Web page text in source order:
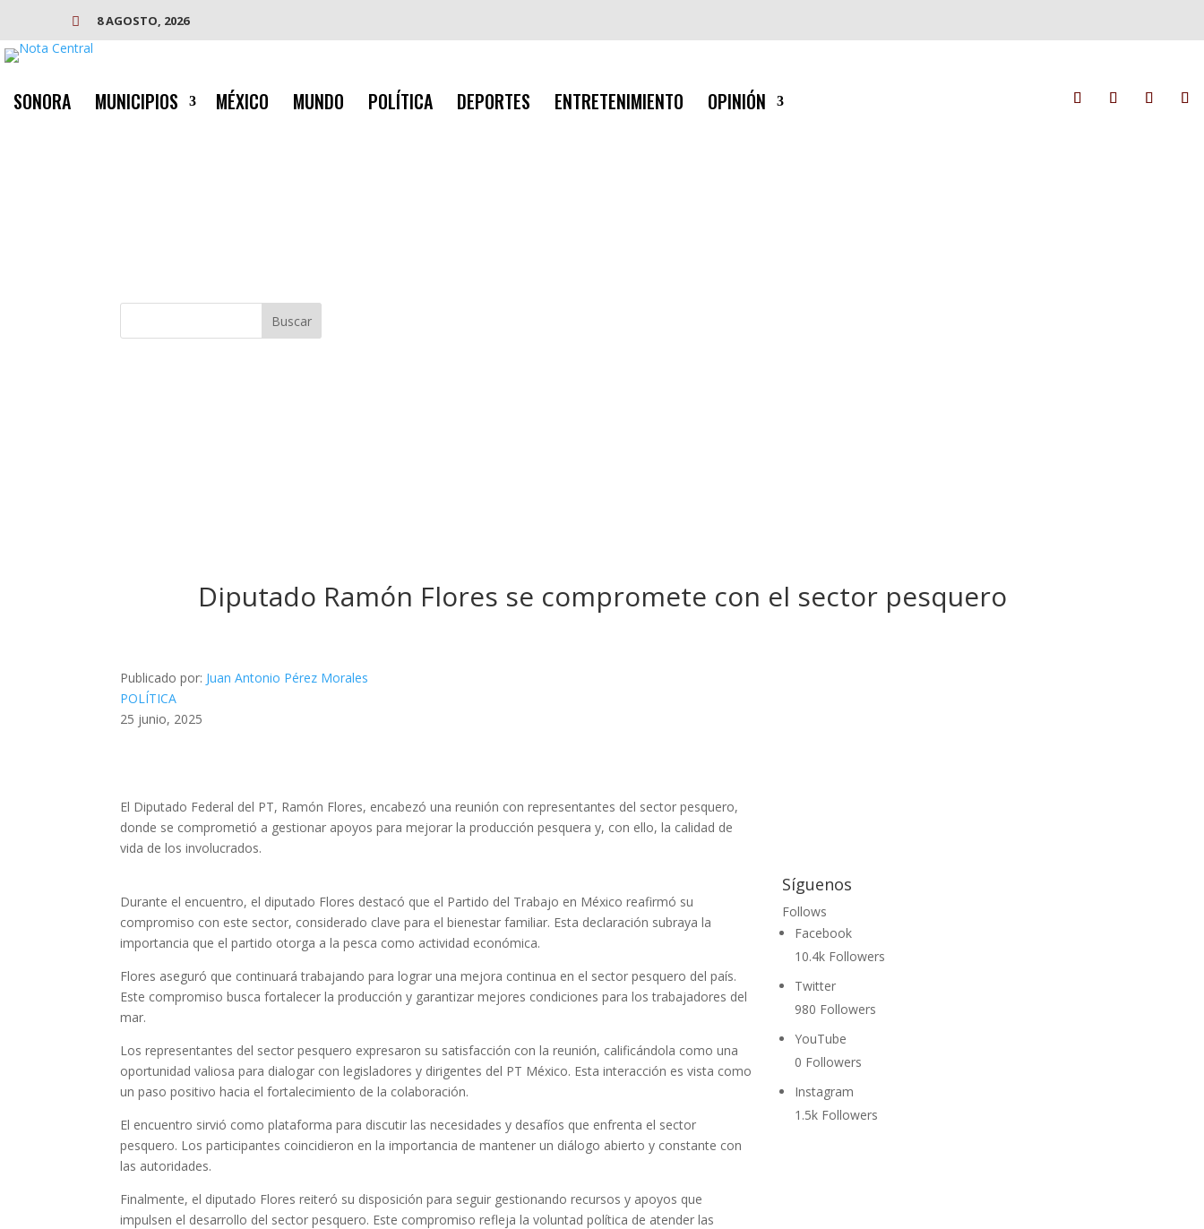
 8 AGOSTO, 2026
SONORA MUNICIPIOS MÉXICO MUNDO POLÍTICA DEPORTES ENTRETENIMIENTO OPINIÓN
Buscar
Diputado Ramón Flores se compromete con el sector pesquero
Publicado por: Juan Antonio Pérez Morales
POLÍTICA
25 junio, 2025
El Diputado Federal del PT, Ramón Flores, encabezó una reunión con representantes del sector pesquero,
donde se comprometió a gestionar apoyos para mejorar la producción pesquera y, con ello, la calidad de
vida de los involucrados.
Durante el encuentro, el diputado Flores destacó que el Partido del Trabajo en México reafirmó su
compromiso con este sector, considerado clave para el bienestar familiar. Esta declaración subraya la
importancia que el partido otorga a la pesca como actividad económica.
Flores aseguró que continuará trabajando para lograr una mejora continua en el sector pesquero del país.
Este compromiso busca fortalecer la producción y garantizar mejores condiciones para los trabajadores del
mar.
Los representantes del sector pesquero expresaron su satisfacción con la reunión, calificándola como una
oportunidad valiosa para dialogar con legisladores y dirigentes del PT México. Esta interacción es vista como
un paso positivo hacia el fortalecimiento de la colaboración.
El encuentro sirvió como plataforma para discutir las necesidades y desafíos que enfrenta el sector
pesquero. Los participantes coincidieron en la importancia de mantener un diálogo abierto y constante con
las autoridades.
Finalmente, el diputado Flores reiteró su disposición para seguir gestionando recursos y apoyos que
impulsen el desarrollo del sector pesquero. Este compromiso refleja la voluntad política de atender las
Síguenos
Follows
Facebook
10.4k Followers
Twitter
980 Followers
YouTube
0 Followers
Instagram
1.5k Followers